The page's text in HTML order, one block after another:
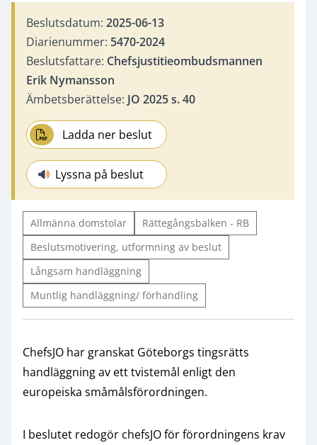
Beslutsdatum: 2025-06-13
Diarienummer: 5470-2024
Beslutsfattare: Chefsjustitieombudsmannen
Erik Nymansson
Ämbetsberättelse: JO 2025 s. 40
Ladda ner beslut
Lyssna på beslut
Allmänna domstolar
Rättegångsbalken - RB
Beslutsmotivering, utformning av beslut
Långsam handläggning
Muntlig handläggning/ förhandling
ChefsJO har granskat Göteborgs tingsrätts
handläggning av ett tvistemål enligt den
europeiska småmålsförordningen.
I beslutet redogör chefsJO för förordningens krav